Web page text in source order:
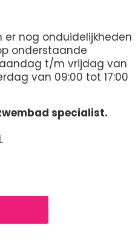
er nog onduidelijkheden
onderstaande
t/m vrijdag van
van 09:00 tot 17:00
specialist.